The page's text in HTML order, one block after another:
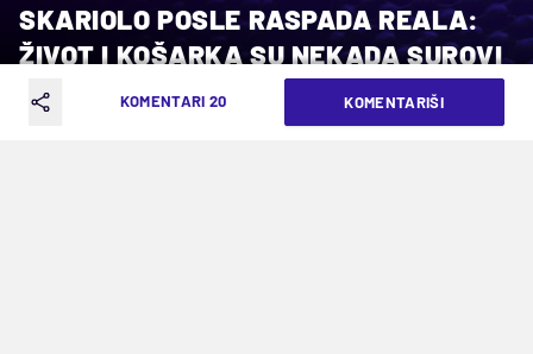
SKARIOLO POSLE RASPADA REALA:
ŽIVOT I KOŠARKA SU NEKADA SUROVI
VREME ČITANJA: 3MIN | SUB. 06.06.26. | 23:01
KOMENTARI 20 KOMENTARIŠI